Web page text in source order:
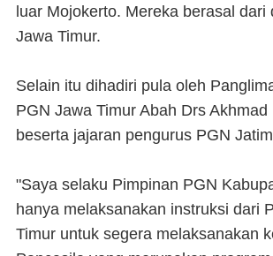
luar Mojokerto. Mereka berasal dari
Jawa Timur.
Selain itu dihadiri pula oleh
PGN Jawa Timur Abah Drs
beserta jajaran pengurus PGN
"Saya selaku Pimpinan PGN
hanya melaksanakan instruksi dari
Timur untuk segera melaksanakan